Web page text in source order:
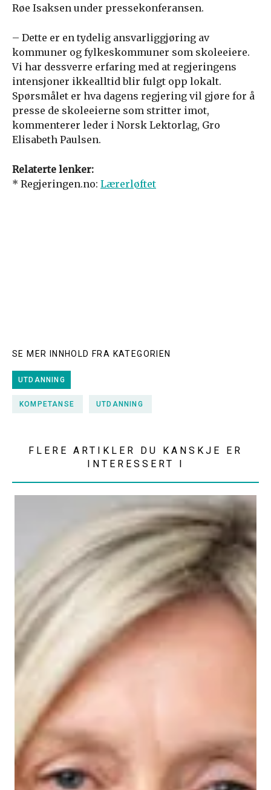
Røe Isaksen under pressekonferansen.
– Dette er en tydelig ansvarliggjøring av
kommuner og fylkeskommuner som skoleeiere.
Vi har dessverre erfaring med at regjeringens
intensjoner ikkealltid blir fulgt opp lokalt.
Spørsmålet er hva dagens regjering vil gjøre for å
presse de skoleeierne som stritter imot,
kommenterer leder i Norsk Lektorlag, Gro
Elisabeth Paulsen.
Relaterte lenker:
* Regjeringen.no: Lærerløftet
SE MER INNHOLD FRA KATEGORIEN
UTDANNING
KOMPETANSE UTDANNING
FLERE ARTIKLER DU KANSKJE ER
INTERESSERT I